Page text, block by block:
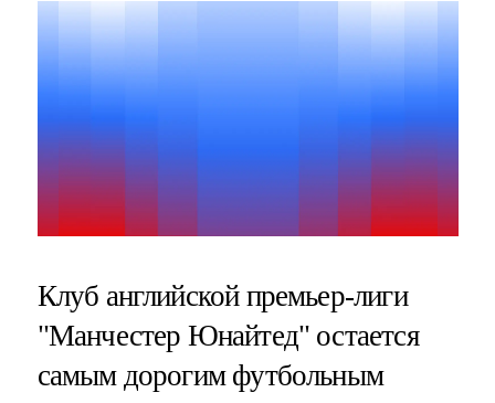
Клуб английской премьер-лиги
"Манчестер Юнайтед" остается
самым дорогим футбольным